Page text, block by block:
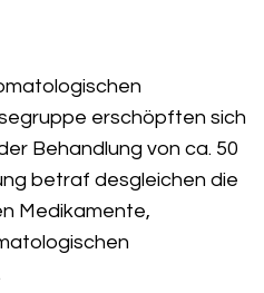
erschöpften sich
Behandlung von ca. 50
betraf desgleichen die
Medikamente,